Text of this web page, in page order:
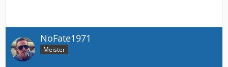
NoFate1971
Meister